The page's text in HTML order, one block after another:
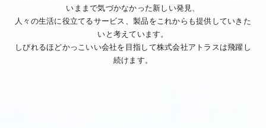
いままで気づかなかった新しい発見、
人々の生活に役立てるサービス、製品をこれからも提供していきた
いと考えています。
しびれるほどかっこいい会社を目指して株式会社アトラスは飛躍し
続けます。